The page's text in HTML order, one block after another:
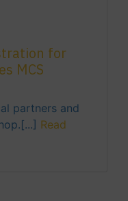
for
MCS
partners and
Read